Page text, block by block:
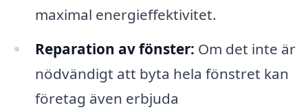
maximal energieffektivitet.
Reparation av fönster: Om det inte är
nödvändigt att byta hela fönstret kan
företag även erbjuda